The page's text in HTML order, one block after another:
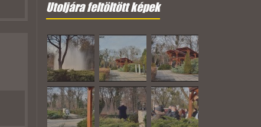
Utoljára feltöltött képek